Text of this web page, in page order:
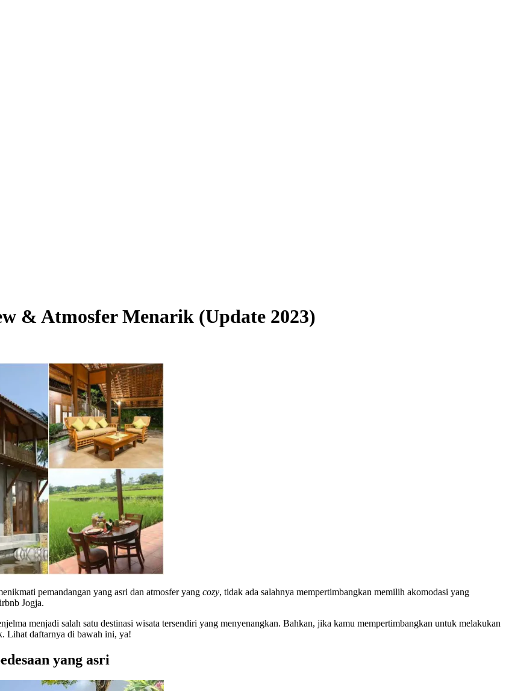
& Atmosfer Menarik (Update 2023)
pemandangan yang asri dan atmosfer yang cozy, tidak ada salahnya mempertimbangkan memilih akomodasi yang
Jogja.
menjadi salah satu destinasi wisata tersendiri yang menyenangkan. Bahkan, jika kamu mempertimbangkan untuk melakukan
Lihat daftarnya di bawah ini, ya!
yang asri